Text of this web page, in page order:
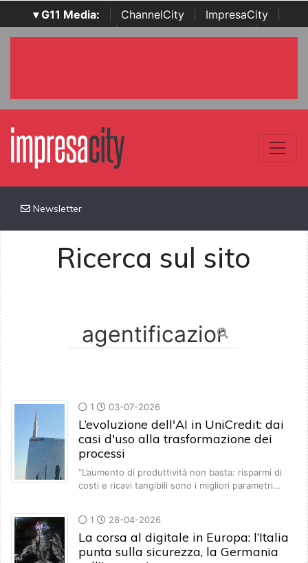
▾ G11 Media: ChannelCity ImpresaCity
SecurityOpenLab | Italian Channel Awards | Italian
Newsletter
Ricerca sul sito
1 03-07-2026
L’evoluzione dell'AI in UniCredit: dai
casi d'uso alla trasformazione dei
processi
“L’aumento di produttività non basta: risparmi di
costi e ricavi tangibili sono i migliori parametri…
1 28-04-2026
La corsa al digitale in Europa: l’Italia
punta sulla sicurezza, la Germania